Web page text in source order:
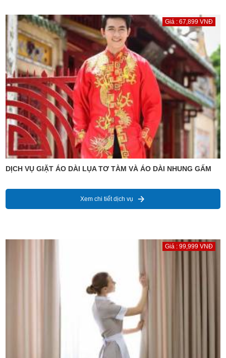
Giá : 67,899 VNĐ
DỊCH VỤ GIẶT ÁO DÀI LỤA TƠ TÀM VÀ ÁO DÀI NHUNG GẤM
Xem chi tiết dịch vụ
Giá : 99,999 VNĐ